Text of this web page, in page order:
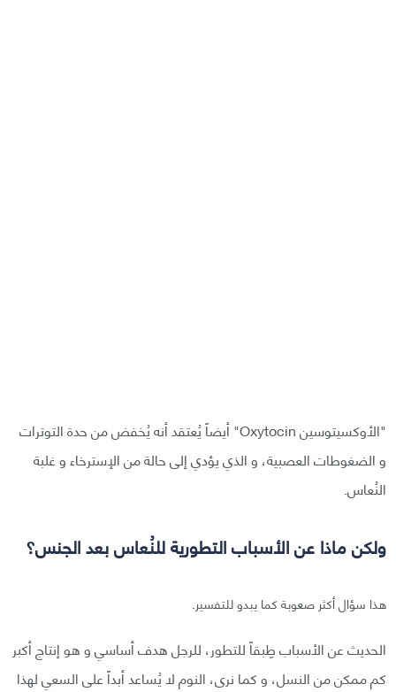
"الأوكسيتوسين Oxytocin" أيضاً يُعتقد أنه يُخفض من حدة التوترات
و الضغوطات العصبية، و الذي يؤدي إلى حالة من الإسترخاء و غلبة
النُعاس.
ولكن ماذا عن الأسباب التطورية للنُعاس بعد الجنس؟
هذا سؤال أكثر صعوبة كما يبدو للتفسير.
الحديث عن الأسباب طِبقاً للتطور، للرجل هدف أساسي و هو إنتاج أكبر
كم ممكن من النسل، و كما نرى، النوم لا يُساعد أبداً على السعي لهذا